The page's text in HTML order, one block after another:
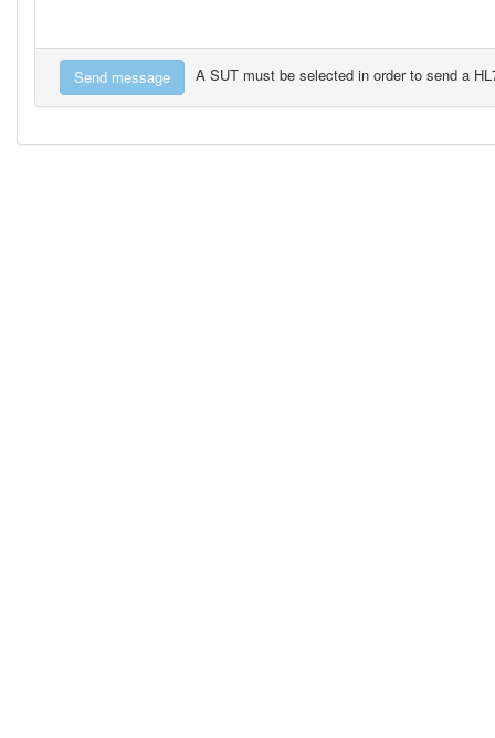
A SUT must be selected in order to send a